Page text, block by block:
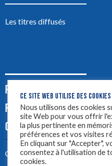
Les titres diffusés
PODCASTS
PUB
CONTACT
Créez votre site avec
CE SITE WEB UTILISE DES COOKIES
Nous utilisons des cookies
site Web pour vous offrir
la plus pertinente en
préférences et vos visites
En cliquant sur "Accepter",
consentez à l'utilisation de
cookies.